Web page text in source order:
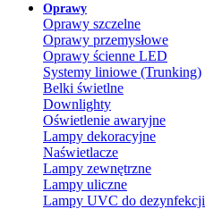
Oprawy
Oprawy szczelne
Oprawy przemysłowe
Oprawy ścienne LED
Systemy liniowe (Trunking)
Belki świetlne
Downlighty
Oświetlenie awaryjne
Lampy dekoracyjne
Naświetlacze
Lampy zewnętrzne
Lampy uliczne
Lampy UVC do dezynfekcji